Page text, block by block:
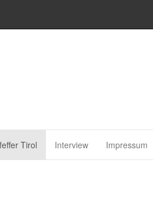
Tirol Interview Impressum